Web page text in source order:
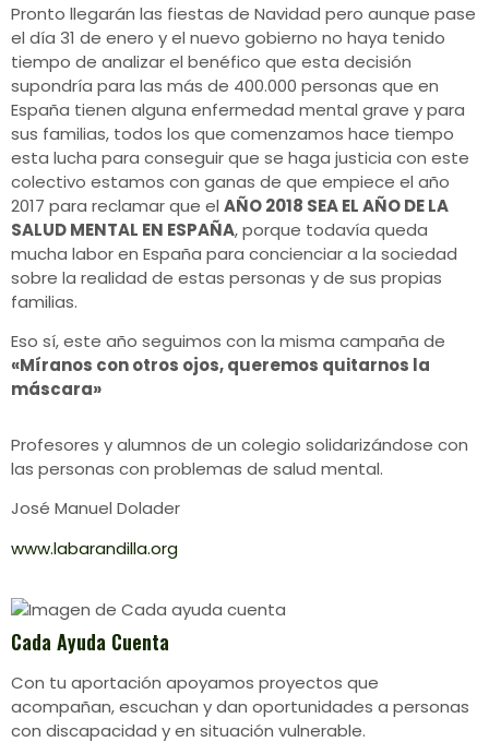
Pronto llegarán las fiestas de Navidad pero aunque pase
el día 31 de enero y el nuevo gobierno no haya tenido
tiempo de analizar el benéfico que esta decisión
supondría para las más de 400.000 personas que en
España tienen alguna enfermedad mental grave y para
sus familias, todos los que comenzamos hace tiempo
esta lucha para conseguir que se haga justicia con este
colectivo estamos con ganas de que empiece el año
2017 para reclamar que el AÑO 2018 SEA EL AÑO DE LA
SALUD MENTAL EN ESPAÑA, porque todavía queda
mucha labor en España para concienciar a la sociedad
sobre la realidad de estas personas y de sus propias
familias.
Eso sí, este año seguimos con la misma campaña de
«Míranos con otros ojos, queremos quitarnos la
máscara»
Profesores y alumnos de un colegio solidarizándose con
las personas con problemas de salud mental.
José Manuel Dolader
www.labarandilla.org
Cada Ayuda Cuenta
Con tu aportación apoyamos proyectos que
acompañan, escuchan y dan oportunidades a personas
con discapacidad y en situación vulnerable.